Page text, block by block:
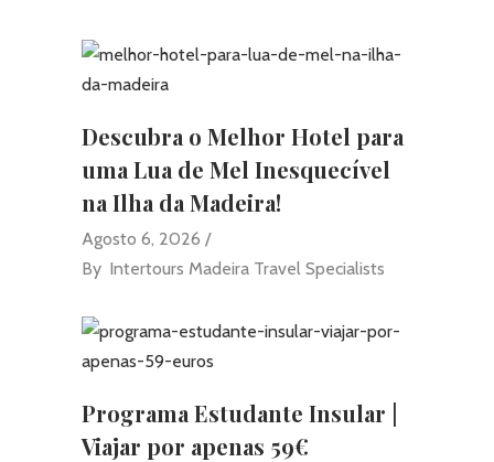
Descubra o Melhor Hotel para
uma Lua de Mel Inesquecível
na Ilha da Madeira!
Agosto 6, 2026
By Intertours Madeira Travel Specialists
Programa Estudante Insular |
Viajar por apenas 59€